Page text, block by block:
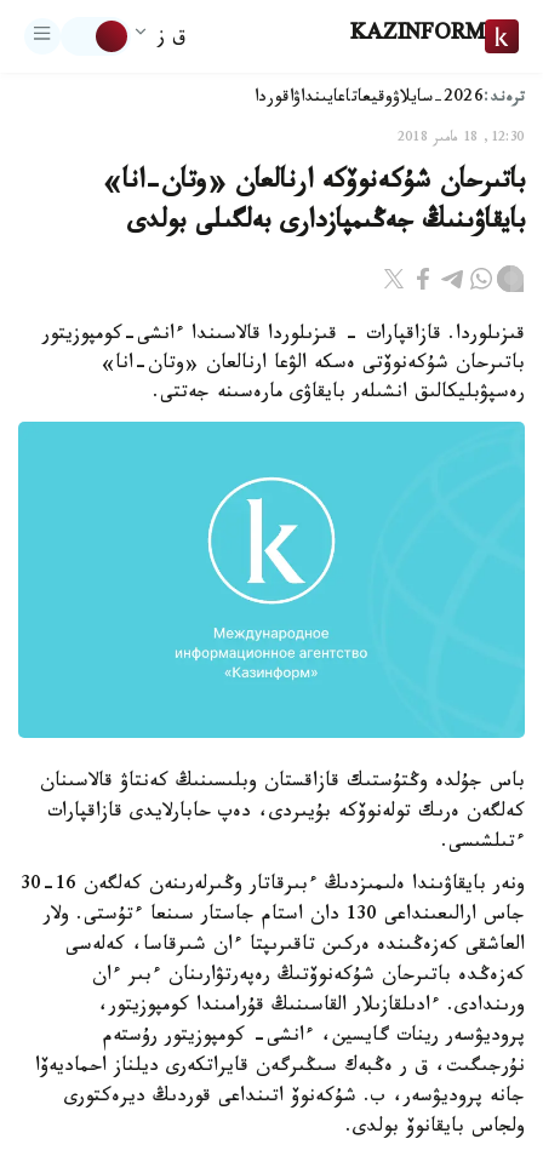
KAZINFORM ق ز
ترەند:2026-سايلاۋ وقيعاتاعايىنداۋاقوردا
12:30, 18 مامىر 2018
باتىرحان شۇكەنوۆكە ارنالعان «وتان-انا»
بايقاۋىنىڭ جەڭىمپازدارى بەلگىلى بولدى
قىزىلوردا. قازاقپارات - قىزىلوردا قالاسىندا ءانشى-كومپوزيتور
باتىرحان شۇكەنوۆتى ەسكە الۋعا ارنالعان «وتان-انا»
رەسپۋبليكالىق انشىلەر بايقاۋى مارەسىنە جەتتى.
باس جۇلدە وڭتۇستىك قازاقستان وبلىسىنىڭ كەنتاۋ قالاسىنان
كەلگەن ەرىك تولەنوۆكە بۇيىردى، دەپ حابارلايدى قازاقپارات
ءتىلشىسى.
ونەر بايقاۋىندا ەلىمىزدىڭ ءبىرقاتار وڭىرلەرىنەن كەلگەن 16-30
جاس ارالىعىنداعى 130 دان استام جاستار سىنعا ءتۇستى. ولار
العاشقى كەزەڭىندە ەركىن تاقىرىپتا ءان شىرقاسا، كەلەسى
كەزەڭدە باتىرحان شۇكەنوۆتىڭ رەپەرتۋارىنان ءبىر ءان
ورىندادى. ءادىلقازىلار القاسىنىڭ قۇرامىندا كومپوزيتور،
پروديۋسەر رينات گايسين، ءانشى- كومپوزيتور رۇستەم
نۇرجىگىت، ق ر ەڭبەك سىڭىرگەن قايراتكەرى ديلناز احماديەۆا
جانە پروديۋسەر، ب. شۇكەنوۆ اتىنداعى قوردىڭ ديرەكتورى
ولجاس بايقانوۆ بولدى.